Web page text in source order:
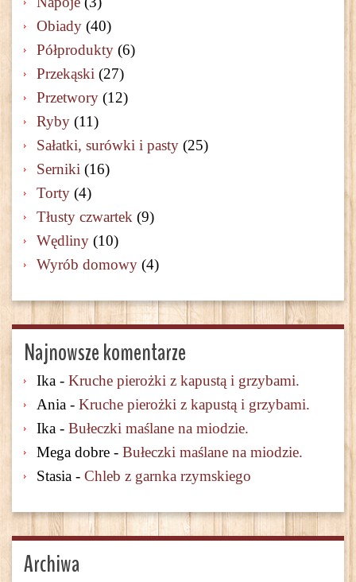
Obiady (40)
Półprodukty (6)
Przekąski (27)
Przetwory (12)
Ryby (11)
Sałatki, surówki i pasty (25)
Serniki (16)
Torty (4)
Tłusty czwartek (9)
Wędliny (10)
Wyrób domowy (4)
Najnowsze komentarze
Ika - Kruche pierożki z kapustą i grzybami.
Ania - Kruche pierożki z kapustą i grzybami.
Ika - Bułeczki maślane na miodzie.
Mega dobre - Bułeczki maślane na miodzie.
Stasia - Chleb z garnka rzymskiego
Archiwa